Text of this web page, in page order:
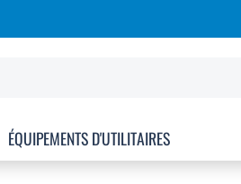
ÉQUIPEMENTS D'UTILITAIRES